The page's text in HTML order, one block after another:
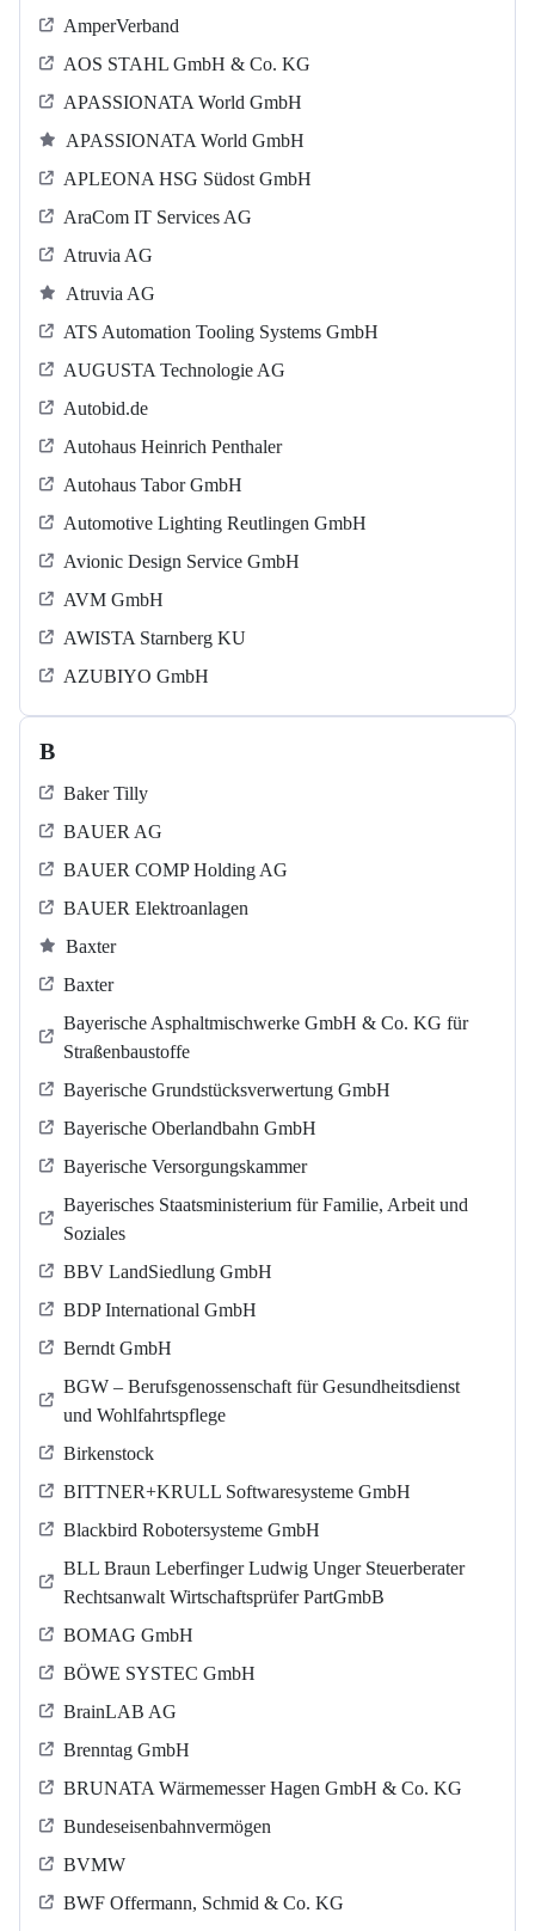
AmperVerband
AOS STAHL GmbH & Co. KG
APASSIONATA World GmbH
APASSIONATA World GmbH
APLEONA HSG Südost GmbH
AraCom IT Services AG
Atruvia AG
Atruvia AG
ATS Automation Tooling Systems GmbH
AUGUSTA Technologie AG
Autobid.de
Autohaus Heinrich Penthaler
Autohaus Tabor GmbH
Automotive Lighting Reutlingen GmbH
Avionic Design Service GmbH
AVM GmbH
AWISTA Starnberg KU
AZUBIYO GmbH
B
Baker Tilly
BAUER AG
BAUER COMP Holding AG
BAUER Elektroanlagen
Baxter
Baxter
Bayerische Asphaltmischwerke GmbH & Co. KG für
Straßenbaustoffe
Bayerische Grundstücksverwertung GmbH
Bayerische Oberlandbahn GmbH
Bayerische Versorgungskammer
Bayerisches Staatsministerium für Familie, Arbeit und
Soziales
BBV LandSiedlung GmbH
BDP International GmbH
Berndt GmbH
BGW – Berufsgenossenschaft für Gesundheitsdienst
und Wohlfahrtspflege
Birkenstock
BITTNER+KRULL Softwaresysteme GmbH
Blackbird Robotersysteme GmbH
BLL Braun Leberfinger Ludwig Unger Steuerberater
Rechtsanwalt Wirtschaftsprüfer PartGmbB
BOMAG GmbH
BÖWE SYSTEC GmbH
BrainLAB AG
Brenntag GmbH
BRUNATA Wärmemesser Hagen GmbH & Co. KG
Bundeseisenbahnvermögen
BVMW
BWF Offermann, Schmid & Co. KG